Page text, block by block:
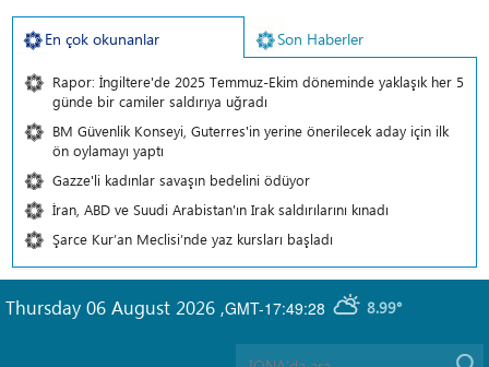
En çok okunanlar Son Haberler
Rapor: İngiltere'de 2025 Temmuz-Ekim döneminde yaklaşık her 5
günde bir camiler saldırıya uğradı
BM Güvenlik Konseyi, Guterres'in yerine önerilecek aday için ilk
ön oylamayı yaptı
Gazze'li kadınlar savaşın bedelini ödüyor
İran, ABD ve Suudi Arabistan'ın Irak saldırılarını kınadı
Şarce Kur’an Meclisi’nde yaz kursları başladı
GMT-17:49:28 8.99°
Thursday 06 August 2026 ,